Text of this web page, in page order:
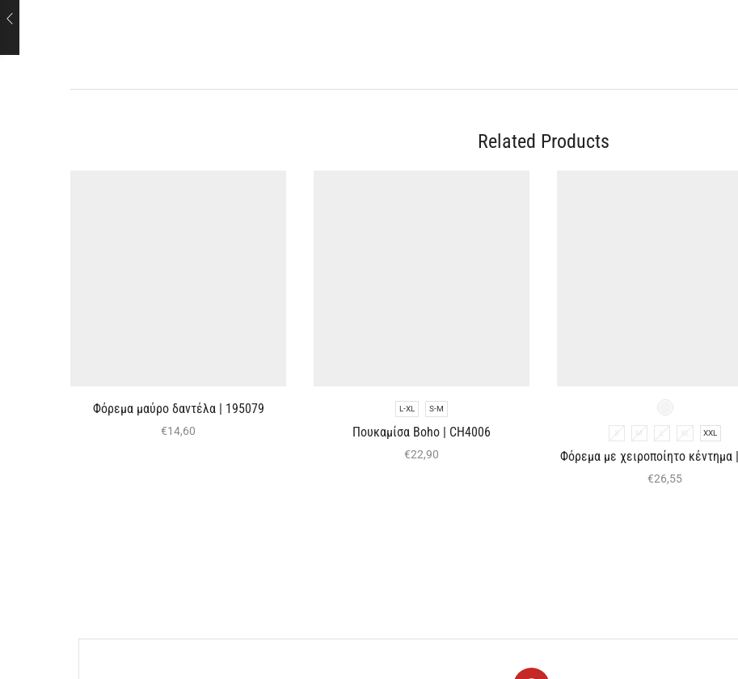
Related Products
Φόρεμα μαύρο δαντέλα | 195079
€14,60
L-XL S-M
Πουκαμίσα Boho | CH4006
€22,90
S M L XL XXL
Φόρεμα με χειροποίητο κέντημα
€26,55